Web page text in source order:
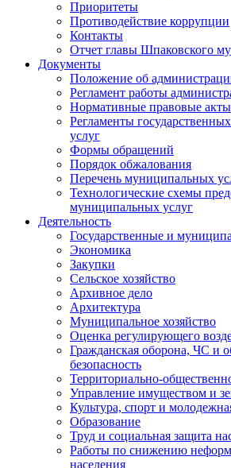
Приоритеты
Противодействие коррупции
Контакты
Отчет главы Шпаковского
Документы
Положение об
Регламент работы
Нормативные правовые акты
Регламенты
услуг
Формы обращений
Порядок обжалования
Перечень муниципальных
Технологические схемы
муниципальных услуг
Деятельность
Государственные и
Экономика
Закупки
Сельское хозяйство
Архивное дело
Архитектура
Муниципальное хозяйство
Оценка регулирующего
Гражданская оборона, ЧС и
безопасность
Территориально-
Управление имуществом и
Культура, спорт и
Образование
Труд и социальная защита
Работы по снижению
населения